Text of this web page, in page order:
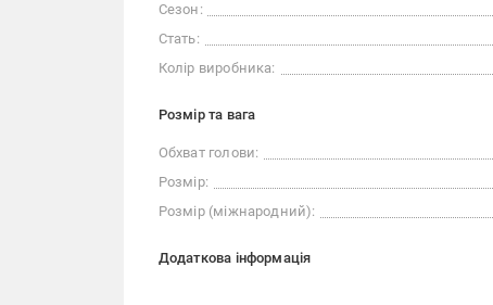
Сезон:
Стать:
Колір виробника:
Розмір та вага
Обхват голови:
Розмір:
Розмір (міжнародний):
Додаткова інформація